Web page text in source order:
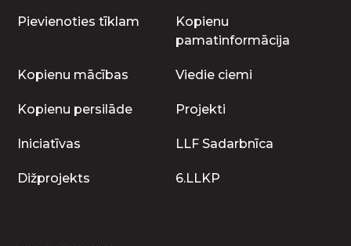
Pievienoties tīklam
Kopienu
pamatinformācija
Kopienu mācības Viedie ciemi
Kopienu persilāde Projekti
Iniciatīvas LLF Sadarbnīca
Dižprojekts 6.LLKP